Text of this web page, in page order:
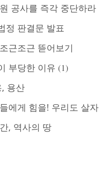
공사를 즉각 중단하라
정 판결문 발표
근조근 뜯어보기
부당한 이유 (1)
용산
에게 힘을! 우리도 살자
, 역사의 땅